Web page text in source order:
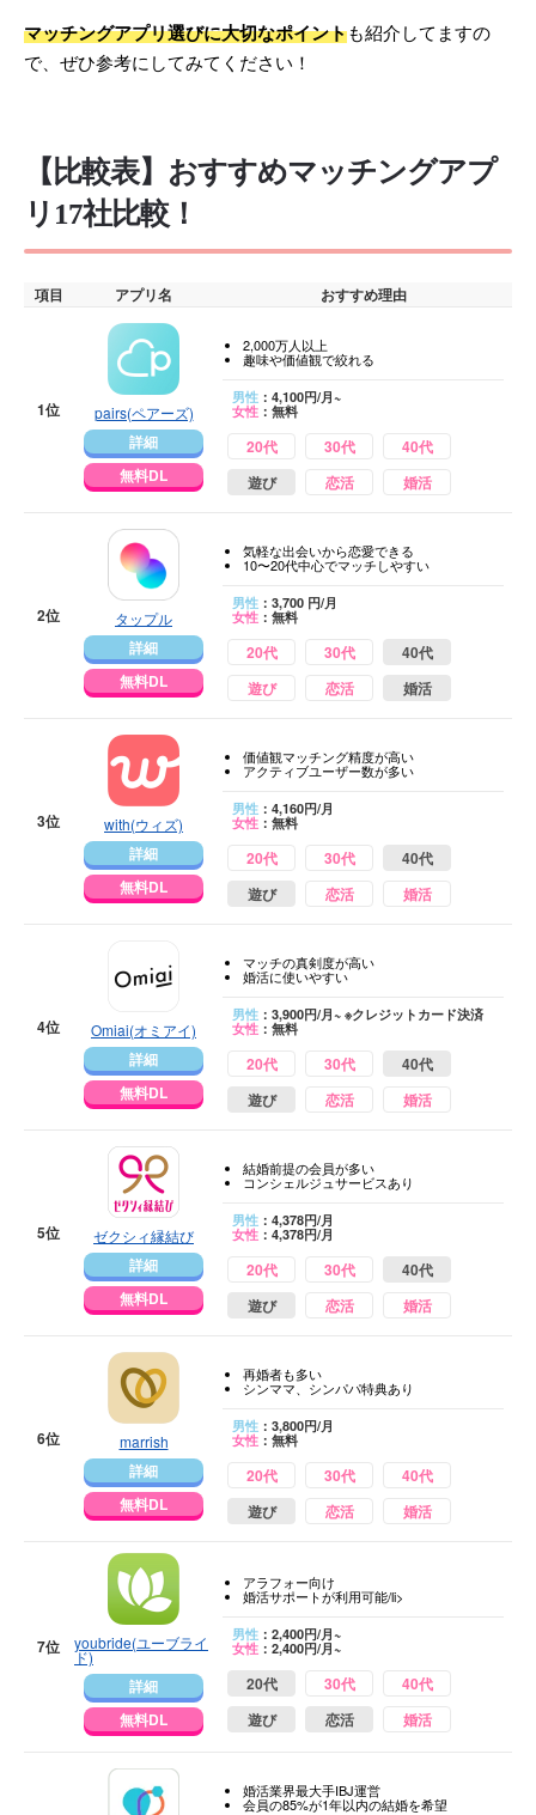
マッチングアプリ選びに大切なポイントも紹介してますの
で、ぜひ参考にしてみてください！
【比較表】おすすめマッチングアプ
リ17社比較！
項目 アプリ名 おすすめ理由
1位 pairs(ペアーズ)
詳細
無料DL
2,000万人以上
趣味や価値観で絞れる
男性 ：4,100円/月~
女性 ：無料
20代 30代
40代
遊び
恋活 婚活
2位 タップル
詳細
無料DL
気軽な出会いから恋愛できる
10〜20代中心でマッチしやすい
男性 ：3,700 円/月
女性 ：無料
20代 30代
40代
遊び
恋活 婚活
3位 with(ウィズ)
詳細
無料DL
価値観マッチング精度が高い
アクティブユーザー数が多い
男性 ：4,160円/月
女性 ：無料
20代 30代
40代
遊び
恋活 婚活
4位 Omiai(オミアイ)
詳細
無料DL
マッチの真剣度が高い
婚活に使いやすい
男性 ：3,900円/月~ ※クレジットカード決済
女性 ：無料
20代 30代
40代
遊び
恋活 婚活
5位 ゼクシィ縁結び
詳細
無料DL
結婚前提の会員が多い
コンシェルジュサービスあり
男性 ：4,378円/月
女性 ：4,378円/月
20代 30代
40代
遊び
恋活 婚活
6位 marrish
詳細
無料DL
再婚者も多い
シンママ、シンパパ特典あり
男性 ：3,800円/月
女性 ：無料
20代 30代
40代
遊び
恋活 婚活
7位 youbride(ユーブライ
ド)
詳細
無料DL
アラフォー向け
婚活サポートが利用可能/li>
男性 ：2,400円/月~
女性 ：2,400円/月~
20代 30代
40代
遊び
恋活 婚活
婚活業界最大手IBJ運営
会員の85%が1年以内の結婚を希望